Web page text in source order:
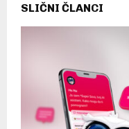
SLIČNI ČLANCI